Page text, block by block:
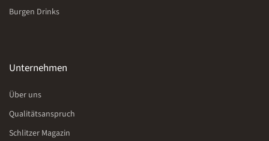
Burgen Drinks
Unternehmen
Über uns
Qualitätsanspruch
Schlitzer Magazin